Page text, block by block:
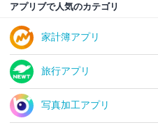
アプリブで人気のカテゴリ
家計簿アプリ
旅行アプリ
写真加工アプリ